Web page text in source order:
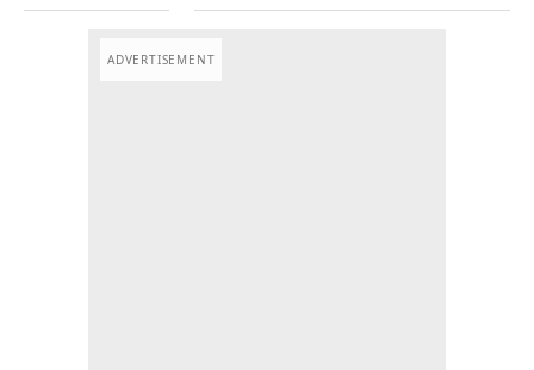
ADVERTISEMENT